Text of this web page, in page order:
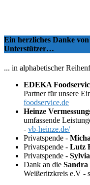
Ein herzliches Danke
Unterstützer…
... in alphabetischer
EDEKA
Partner für unsere
foodservice.de
Heinze
umfassende
- vb-heinze.de/
Privatspende -
Privatspende - Lutz
Privatspende -
Dank an die
Weißeritzkreis e.V -